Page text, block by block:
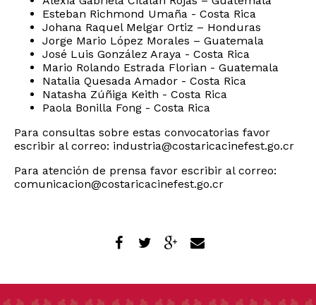
Esteban Richmond Umaña - Costa Rica
Johana Raquel Melgar Ortiz – Honduras
Jorge Mario López Morales – Guatemala
José Luis González Araya - Costa Rica
Mario Rolando Estrada Florian - Guatemala
Natalia Quesada Amador - Costa Rica
Natasha Zúñiga Keith - Costa Rica
Paola Bonilla Fong - Costa Rica
Para consultas sobre estas convocatorias favor
escribir al correo: industria@costaricacinefest.go.cr
Para atención de prensa favor escribir al correo:
comunicacion@costaricacinefest.go.cr